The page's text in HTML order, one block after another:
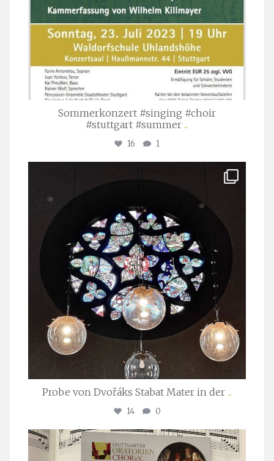
Sommerkonzert #singing #choir
#stuttgart #summer ...
16 1
Apr. 1
Probe von Dvořáks Stabat Mater in der ...
14 0
stuttgarter_oratorienchor
Nov. 29